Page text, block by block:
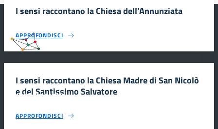
I sensi raccontano la Chiesa dell’Annunziata
APPROFONDISCI
I sensi raccontano la Chiesa Madre di San Nicolò
e del Santissimo Salvatore
APPROFONDISCI
#SmartEducationUnescoSicilia
INFORMAZIONI